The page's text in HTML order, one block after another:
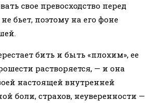
свое превосходство перед
бьет, поэтому на его фоне
бить и быть «плохим», ее
растворяется, — и она
настоящей внутренней
боли, страхов, неуверенности —